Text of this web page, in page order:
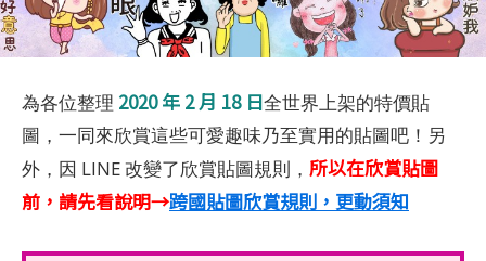
為各位整理 2020 年 2 月 18 日全世界上架的特價貼
圖，一同來欣賞這些可愛趣味乃至實用的貼圖吧！另
外，因 LINE 改變了欣賞貼圖規則， 所以在欣賞貼圖
前，請先看說明→跨國貼圖欣賞規則，更動須知